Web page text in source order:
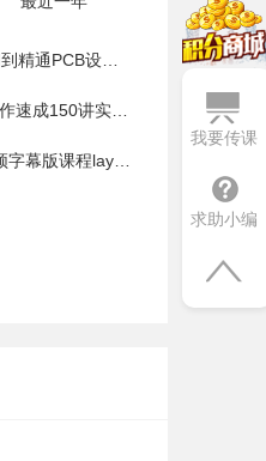
PCB设计100讲
150讲实战视频
设计PCB速成课程
我要传课
求助小编